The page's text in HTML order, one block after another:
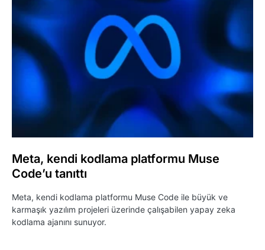
Meta, kendi kodlama platformu Muse
Code’u tanıttı
Meta, kendi kodlama platformu Muse Code ile büyük ve
karmaşık yazılım projeleri üzerinde çalışabilen yapay zeka
kodlama ajanını sunuyor.